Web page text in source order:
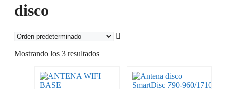
disco
Mostrando los 3 resultados